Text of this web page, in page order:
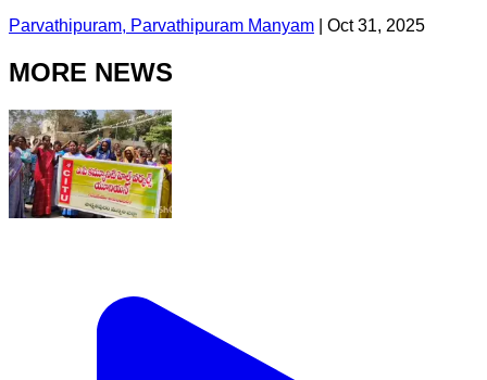
Parvathipuram, Parvathipuram Manyam Oct 31, 2025
MORE NEWS